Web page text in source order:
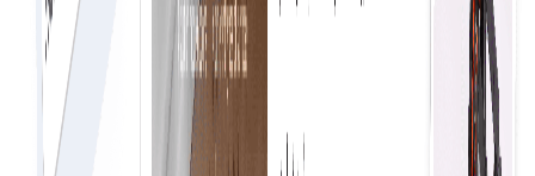
مارکیٹ پلیس کا دورہ کریں